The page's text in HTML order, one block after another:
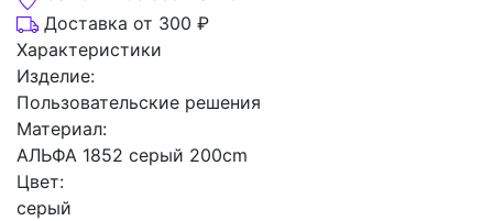
Доставка от 300 ₽
Характеристики
Изделие:
Пользовательские решения
Материал:
АЛЬФА 1852 серый 200cm
Цвет:
серый